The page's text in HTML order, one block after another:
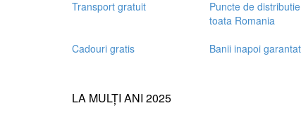
Transport gratuit
Puncte de
toata Romania
Cadouri gratis
Banii inapoi garantat
LA MULȚI ANI 2025